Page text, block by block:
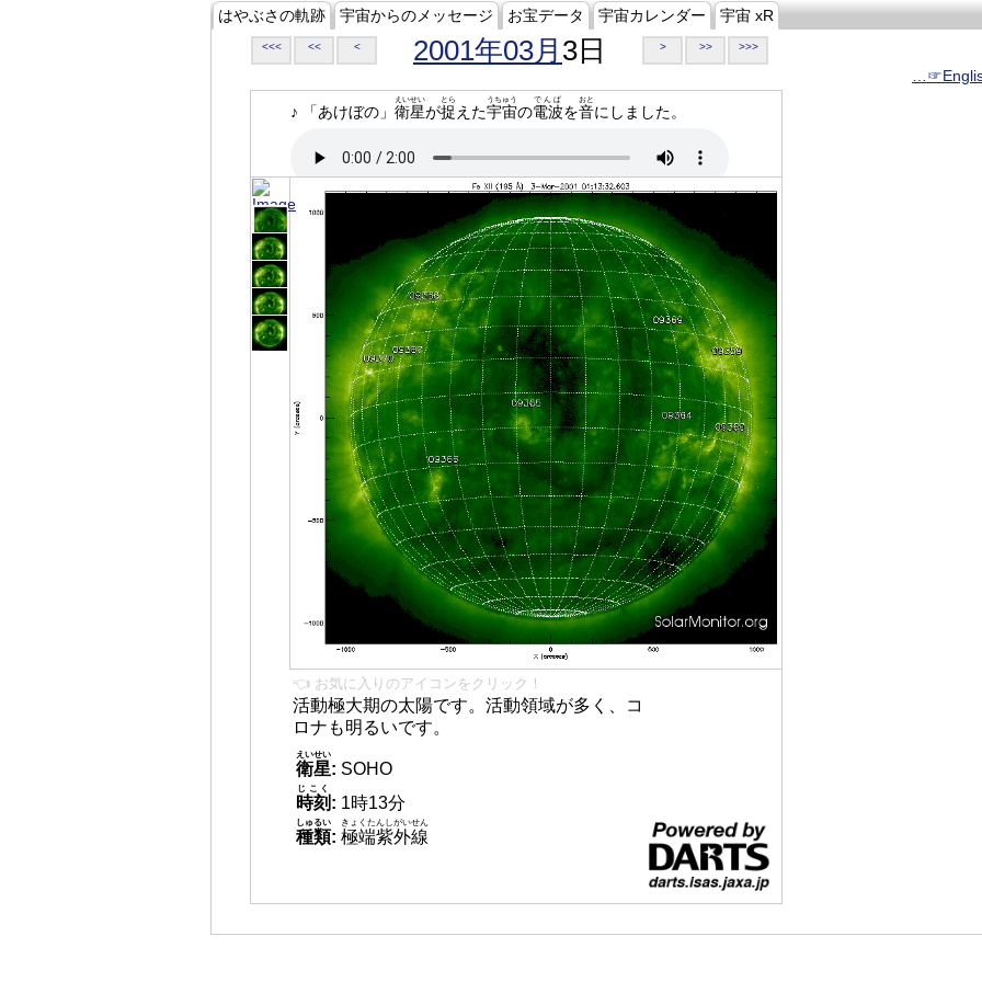
はやぶさの軌跡 宇宙からのメッセージ お宝データ 宇宙カレンダー 宇宙 xR
<<< << < 2001年03月 3日 > >> >>>
♪ 「あけぼの」 衛星
えいせい
が捉
とら
えた宇宙
うちゅう
の電波
でんぱ
を音
おと
にしました。
👈 お気に入りのアイコンをクリック！
活動極大期の太陽です。活動領域が多く、コ
ロナも明るいです。
衛星
えいせい
: SOHO
時刻
じこく
: 1時13分
種類
しゅるい
: 極端紫外線
きょくたんしがいせん